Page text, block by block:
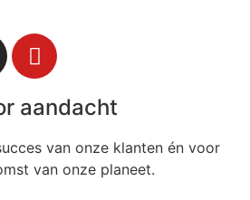
aandacht
van onze klanten én voor
van onze planeet.